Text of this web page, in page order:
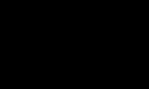
высшем уровне, всё